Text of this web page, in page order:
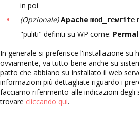
in poi
(Opzionale) Apache mod_rewrite
"puliti" definiti su WP come:
In generale si preferisce l'installazione su
ovviamente, va tutto bene anche su
patto che abbiano su installato il web
informazioni più dettagliate riguardo i
facciamo riferimento alle indicazioni degli
trovare cliccando qui.